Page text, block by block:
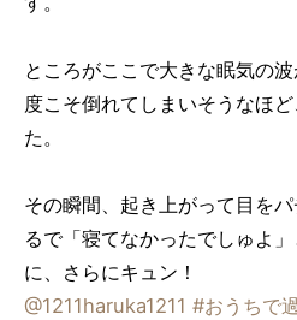
ところがここで大きな眠気の
度こそ倒れてしまいそうなほ
た。
その瞬間、起き上がって目を
るで「寝てなかったでしゅよ
に、さらにキュン！
@1211haruka1211 #おうちで